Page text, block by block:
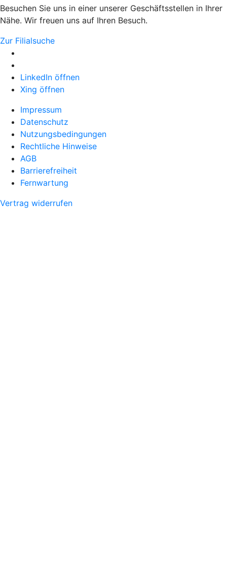
Besuchen Sie uns in einer unserer Geschäftsstellen in Ihrer
Nähe. Wir freuen uns auf Ihren Besuch.
Zur Filialsuche
LinkedIn öffnen
Xing öffnen
Impressum
Datenschutz
Nutzungsbedingungen
Rechtliche Hinweise
AGB
Barrierefreiheit
Fernwartung
Vertrag widerrufen